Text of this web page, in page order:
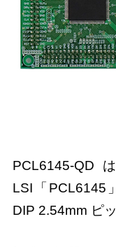
PCL6145-
LSI「PCL6145
DIP 2.54mm ピ